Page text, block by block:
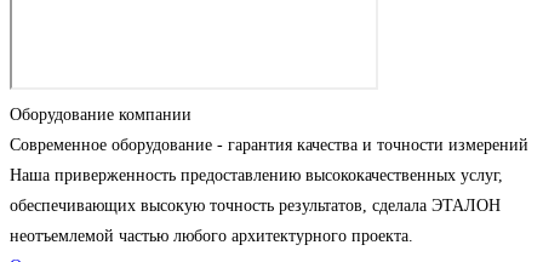
Оборудование компании
Современное оборудование - гарантия качества и точности измерений
Наша приверженность предоставлению высококачественных услуг,
обеспечивающих высокую точность результатов, сделала ЭТАЛОН
неотъемлемой частью любого архитектурного проекта.